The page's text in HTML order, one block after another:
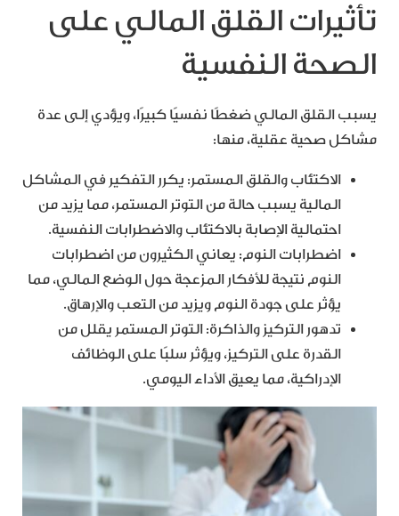
تأثيرات القلق المالي على
الصحة النفسية
يسبب القلق المالي ضغطًا نفسيًا كبيرًا، ويؤدي إلى عدة
مشاكل صحية عقلية، منها:
الاكتئاب والقلق المستمر: يكرر التفكير في المشاكل
المالية يسبب حالة من التوتر المستمر، مما يزيد من
احتمالية الإصابة بالاكتئاب والاضطرابات النفسية.
اضطرابات النوم: يعاني الكثيرون من اضطرابات
النوم نتيجة للأفكار المزعجة حول الوضع المالي، مما
يؤثر على جودة النوم ويزيد من التعب والإرهاق.
تدهور التركيز والذاكرة: التوتر المستمر يقلل من
القدرة على التركيز، ويؤثر سلبًا على الوظائف
الإدراكية، مما يعيق الأداء اليومي.